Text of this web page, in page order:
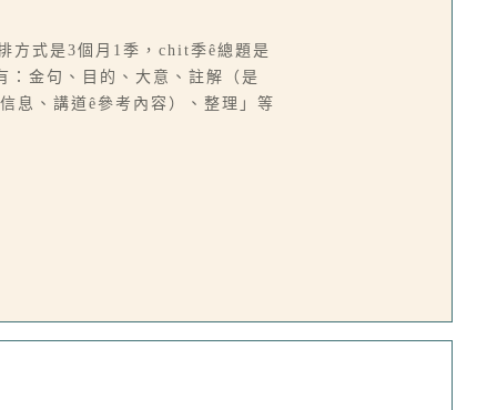
方式是3個月1季，chit季ê總題是
金句、目的、大意、註解（是
息、講道ê參考內容）、整理」等